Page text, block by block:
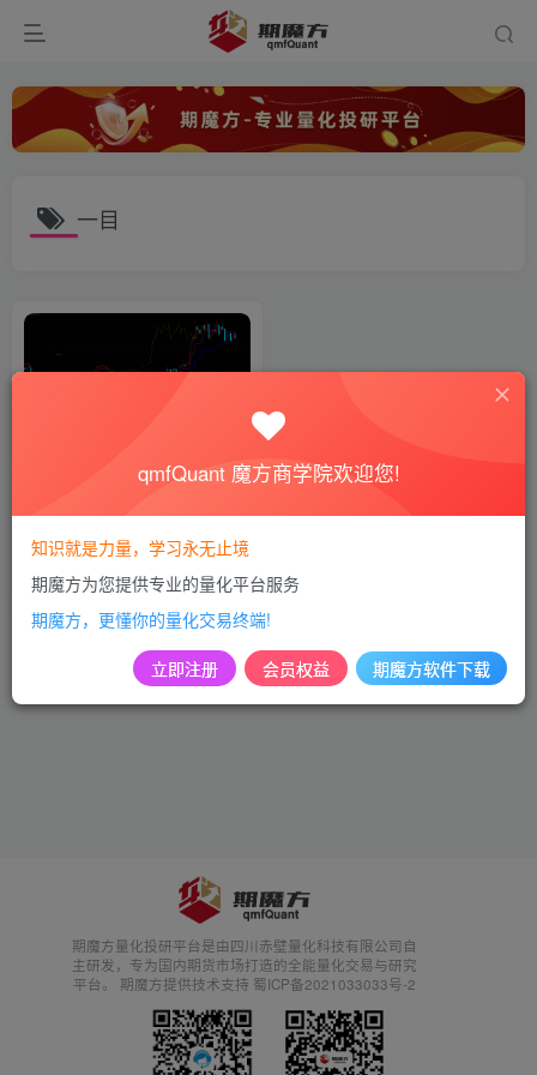
一目
标
付费资源 1499 指标案例
3年前 793
期魔方量化投研平台是由四川赤壁量化科技有限公司自
主研发，专为国内期货市场打造的全能量化交易与研究
平台。 期魔方提供技术支持 蜀ICP备2021033033号-2
qmfQuant 魔方商学院欢迎您!
知识就是力量，学习永无止境
期魔方为您提供专业的量化平台服务
期魔方，更懂你的量化交易终端!
立即注册 会员权益 期魔方软件下载